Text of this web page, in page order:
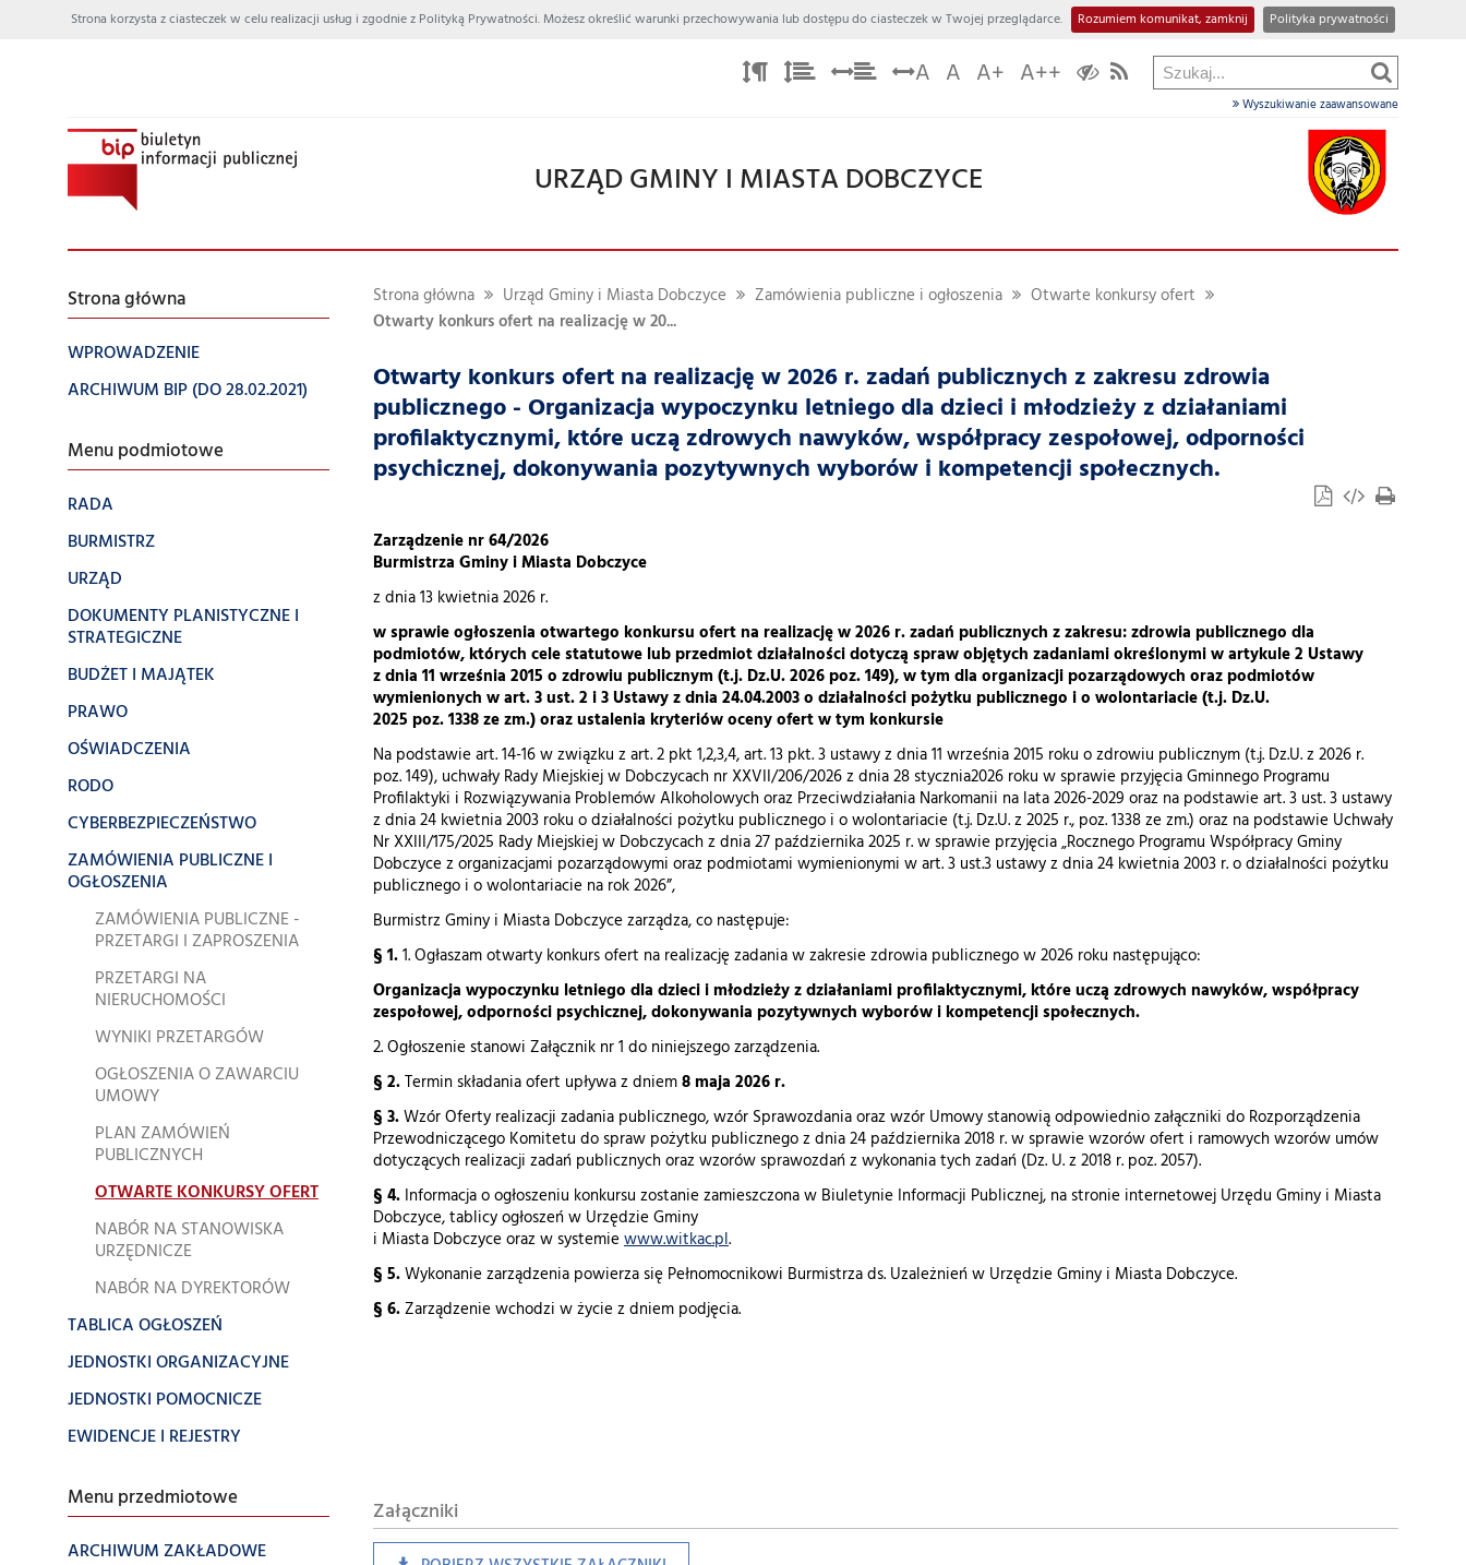
Strona korzysta z ciasteczek w celu realizacji usług i zgodnie z Polityką Prywatności. Możesz określić warunki przechowywania lub dostępu do ciasteczek w Twojej przeglądarce. Rozumiem komunikat, zamknij Polityka prywatności
A A A+ A++
Wyszukiwanie zaawansowane
URZĄD GMINY I MIASTA DOBCZYCE
Strona główna
WPROWADZENIE
ARCHIWUM BIP (DO 28.02.2021)
Menu podmiotowe
RADA
BURMISTRZ
URZĄD
DOKUMENTY PLANISTYCZNE I
STRATEGICZNE
BUDŻET I MAJĄTEK
PRAWO
OŚWIADCZENIA
RODO
CYBERBEZPIECZEŃSTWO
ZAMÓWIENIA PUBLICZNE I
OGŁOSZENIA
ZAMÓWIENIA PUBLICZNE -
PRZETARGI I ZAPROSZENIA
PRZETARGI NA
NIERUCHOMOŚCI
WYNIKI PRZETARGÓW
OGŁOSZENIA O ZAWARCIU
UMOWY
PLAN ZAMÓWIEŃ
PUBLICZNYCH
OTWARTE KONKURSY OFERT
NABÓR NA STANOWISKA
URZĘDNICZE
NABÓR NA DYREKTORÓW
TABLICA OGŁOSZEŃ
JEDNOSTKI ORGANIZACYJNE
JEDNOSTKI POMOCNICZE
EWIDENCJE I REJESTRY
Menu przedmiotowe
ARCHIWUM ZAKŁADOWE
Strona główna Urząd Gminy i Miasta Dobczyce Zamówienia publiczne i ogłoszenia
Otwarte konkursy ofert
Otwarty konkurs ofert na realizację w 20...
Otwarty konkurs ofert na realizację w 2026 r. zadań publicznych z zakresu zdrowia
publicznego - Organizacja wypoczynku letniego dla dzieci i młodzieży z działaniami
profilaktycznymi, które uczą zdrowych nawyków, współpracy zespołowej, odporności
psychicznej, dokonywania pozytywnych wyborów i kompetencji społecznych.
Zarządzenie nr 64/2026
Burmistrza Gminy i Miasta Dobczyce
z dnia 13 kwietnia 2026 r.
w sprawie ogłoszenia otwartego konkursu ofert na realizację w 2026 r. zadań publicznych z zakresu: zdrowia publicznego dla
podmiotów, których cele statutowe lub przedmiot działalności dotyczą spraw objętych zadaniami określonymi w artykule 2 Ustawy
z dnia 11 września 2015 o zdrowiu publicznym (t.j. Dz.U. 2026 poz. 149), w tym dla organizacji pozarządowych oraz podmiotów
wymienionych w art. 3 ust. 2 i 3 Ustawy z dnia 24.04.2003 o działalności pożytku publicznego i o wolontariacie (t.j. Dz.U.
2025 poz. 1338 ze zm.) oraz ustalenia kryteriów oceny ofert w tym konkursie
Na podstawie art. 14-16 w związku z art. 2 pkt 1,2,3,4, art. 13 pkt. 3 ustawy z dnia 11 września 2015 roku o zdrowiu publicznym (t.j. Dz.U. z 2026 r.
poz. 149), uchwały Rady Miejskiej w Dobczycach nr XXVII/206/2026 z dnia 28 stycznia2026 roku w sprawie przyjęcia Gminnego Programu
Profilaktyki i Rozwiązywania Problemów Alkoholowych oraz Przeciwdziałania Narkomanii na lata 2026-2029 oraz na podstawie art. 3 ust. 3 ustawy
z dnia 24 kwietnia 2003 roku o działalności pożytku publicznego i o wolontariacie (t.j. Dz.U. z 2025 r., poz. 1338 ze zm.) oraz na podstawie Uchwały
Nr XXIII/175/2025 Rady Miejskiej w Dobczycach z dnia 27 października 2025 r. w sprawie przyjęcia „Rocznego Programu Współpracy Gminy
Dobczyce z organizacjami pozarządowymi oraz podmiotami wymienionymi w art. 3 ust.3 ustawy z dnia 24 kwietnia 2003 r. o działalności pożytku
publicznego i o wolontariacie na rok 2026”,
Burmistrz Gminy i Miasta Dobczyce zarządza, co następuje:
§ 1.1. Ogłaszam otwarty konkurs ofert na realizację zadania w zakresie zdrowia publicznego w 2026 roku następująco:
Organizacja wypoczynku letniego dla dzieci i młodzieży z działaniami profilaktycznymi, które uczą zdrowych nawyków, współpracy
zespołowej, odporności psychicznej, dokonywania pozytywnych wyborów i kompetencji społecznych.
2. Ogłoszenie stanowi Załącznik nr 1 do niniejszego zarządzenia.
§ 2.Termin składania ofert upływa z dniem8 maja 2026 r.
§ 3.Wzór Oferty realizacji zadania publicznego, wzór Sprawozdania oraz wzór Umowy stanowią odpowiednio załączniki do Rozporządzenia
Przewodniczącego Komitetu do spraw pożytku publicznego z dnia 24 października 2018 r. w sprawie wzorów ofert i ramowych wzorów umów
dotyczących realizacji zadań publicznych oraz wzorów sprawozdań z wykonania tych zadań (Dz. U. z 2018 r. poz. 2057).
§ 4. Informacja o ogłoszeniu konkursu zostanie zamieszczona w Biuletynie Informacji Publicznej, na stronie internetowej Urzędu Gminy i Miasta
Dobczyce, tablicy ogłoszeń w Urzędzie Gminy
i Miasta Dobczyce oraz w systemiewww.witkac.pl.
§ 5.Wykonanie zarządzenia powierza się Pełnomocnikowi Burmistrza ds. Uzależnień w Urzędzie Gminy i Miasta Dobczyce.
§ 6.Zarządzenie wchodzi w życie z dniem podjęcia.
Załączniki